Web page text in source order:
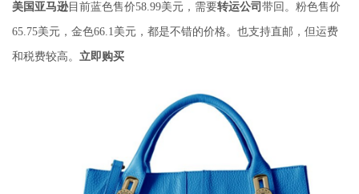
美国亚马逊目前蓝色售价58.99美元，需要转运公司 带回。粉色售价
65.75美元，金色66.1美元，都是不错的价格。也支持直邮，但运费
和税费较高。 立即购买